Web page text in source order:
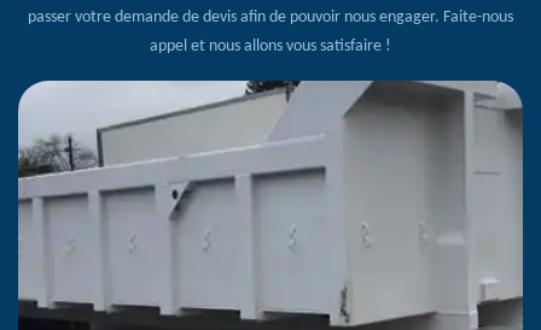
passer votre demande de devis afin de pouvoir nous engager. Faite-nous
appel et nous allons vous satisfaire !